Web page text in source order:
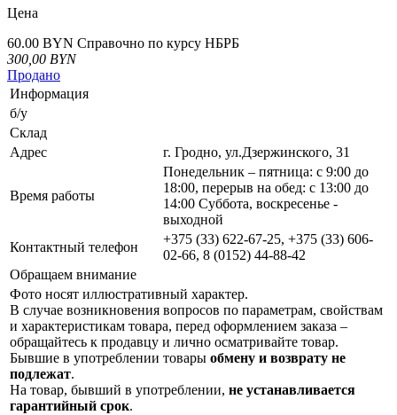
Цена
60.00 BYN Справочно по курсу НБРБ
300,00 BYN
Продано
Информация
б/у
Склад
Адрес
г. Гродно, ул.Дзержинского, 31
Время работы
Понедельник – пятница: с 9:00 до
18:00, перерыв на обед: с 13:00 до
14:00 Суббота, воскресенье -
выходной
Контактный телефон
+375 (33) 622-67-25, +375 (33) 606-
02-66, 8 (0152) 44-88-42
Обращаем внимание
Фото носят иллюстративный характер.
В случае возникновения вопросов по параметрам, свойствам
и характеристикам товара, перед оформлением заказа –
обращайтесь к продавцу и лично осматривайте товар.
Бывшие в употреблении товары обмену и возврату не
подлежат.
На товар, бывший в употреблении, не устанавливается
гарантийный срок.